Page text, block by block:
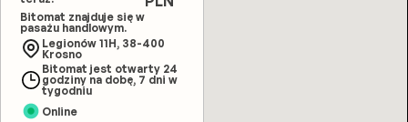
Bitomat znajduje się w
pasażu handlowym.
Legionów 11H, 38-400
Krosno
Bitomat jest otwarty 24
godziny na dobę, 7 dni w
tygodniu
Online